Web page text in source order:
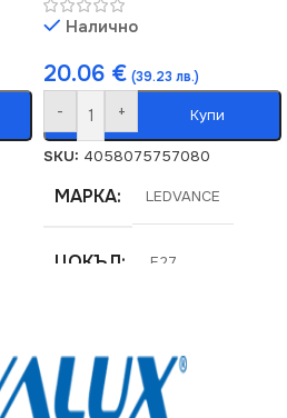
Налично
20.06 € (39.23 лв.)
- + Купи
SKU: 4058075757080
МАРКА LEDVANCE
ЦОКЪЛ E27
IP20